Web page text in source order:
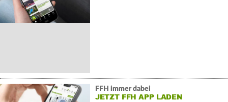
FFH immer dabei
JETZT FFH APP LADEN